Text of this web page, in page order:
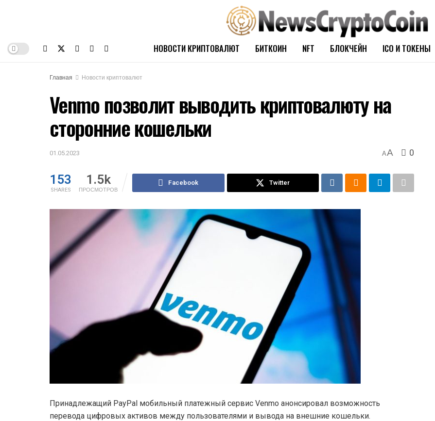
НОВОСТИ КРИПТОВАЛЮТ БИТКОИН NFT БЛОКЧЕЙН ICO И ТОКЕНЫ
Главная
Новости криптовалют
Venmo позволит выводить криптовалюту на
сторонние кошельки
01.05.2023 AA 0
153
SHARES
1.5k
ПРОСМОТРОВ
Facebook Twitter
Принадлежащий PayPal мобильный платежный сервис Venmo анонсировал возможность
перевода цифровых активов между пользователями и вывода на внешние кошельки.